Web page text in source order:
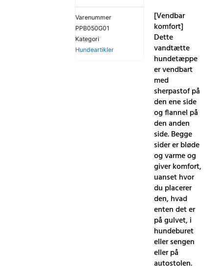
Varenummer
PPB050G01
Kategori
Hundeartikler
[Vendbar
komfort]
Dette
vandtætte
hundetæppe
er vendbart
med
sherpastof på
den ene side
og flannel på
den anden
side. Begge
sider er bløde
og varme og
giver komfort,
uanset hvor
du placerer
den, hvad
enten det er
på gulvet, i
hundeburet
eller sengen
eller på
autostolen.